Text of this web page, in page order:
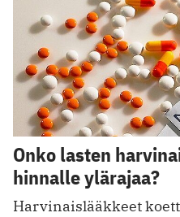
Onko lasten
hinnalle ylärajaa?
Harvinaislääkkeet